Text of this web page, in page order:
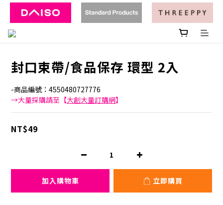
封口束帶/食品保存 環型 2入
-商品編號：4550480727776
→大量採購請至【大創大量訂購網】
NT$49
加入購物車 立即購買